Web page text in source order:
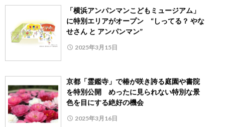
「横浜アンパンマンこどもミュージアム」
に特別エリアがオープン “しってる？ やな
せさん と アンパンマン”
2025年3月15日
京都「霊鑑寺」で椿が咲き誇る庭園や書院
を特別公開 めったに見られない特別な景
色を目にする絶好の機会
2025年3月16日